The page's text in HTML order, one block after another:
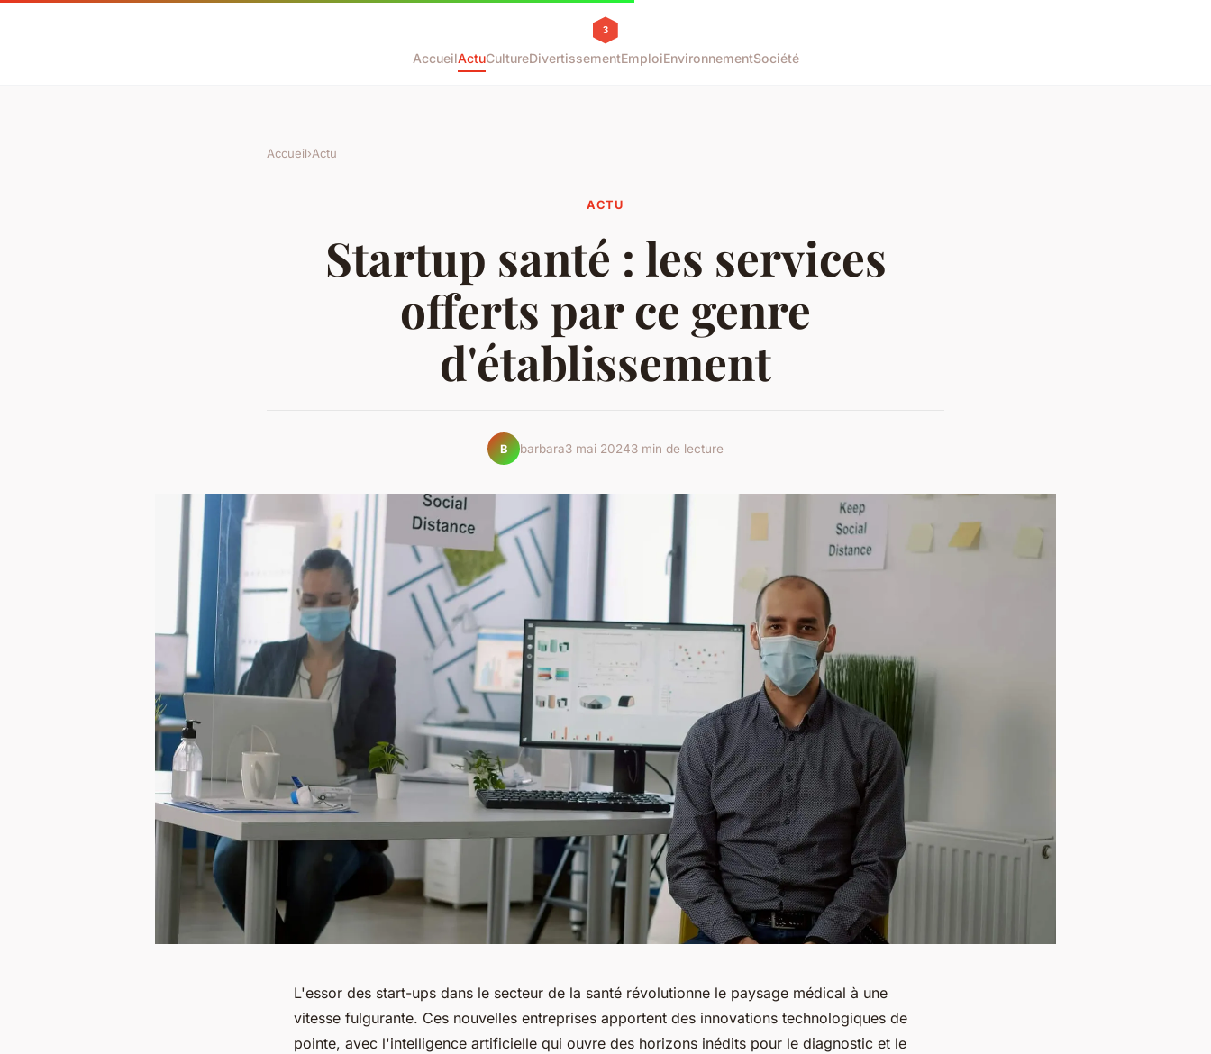
AccueilActuCultureDivertissementEmploiEnvironnementSociété
Accueil›Actu
ACTU
Startup santé : les services
offerts par ce genre
d'établissement
B barbara3 mai 20243 min de lecture
L'essor des start-ups dans le secteur de la santé révolutionne le paysage médical à une
vitesse fulgurante. Ces nouvelles entreprises apportent des innovations technologiques de
pointe, avec l'intelligence artificielle qui ouvre des horizons inédits pour le diagnostic et le